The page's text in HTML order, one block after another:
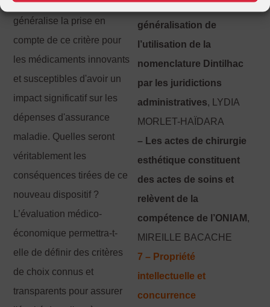
généralise la prise en
compte de ce critère pour
les médicaments innovants
et susceptibles d'avoir un
impact significatif sur les
dépenses d'assurance
maladie. Quelles seront
véritablement les
conséquences tirées de ce
nouveau dispositif ?
L’évaluation médico-
économique permettra-t-
elle de définir des critères
de choix connus et
transparents pour assurer
généralisation de
l’utilisation de la
nomenclature Dintilhac
par les juridictions
administratives, LYDIA
MORLET-HAÏDARA
– Les actes de chirurgie
esthétique constituent
des actes de soins et
relèvent de la
compétence de l’ONIAM ,
MIREILLE BACACHE
7 – Propriété
intellectuelle et
concurrence